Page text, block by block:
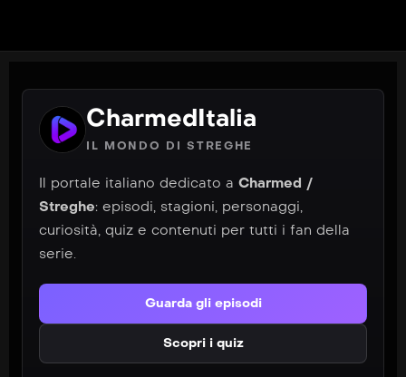
CharmedItalia
IL MONDO DI STREGHE
Il portale italiano dedicato a Charmed /
Streghe: episodi, stagioni, personaggi,
curiosità, quiz e contenuti per tutti i fan della
serie.
Guarda gli episodi
Scopri i quiz